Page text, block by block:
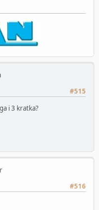
#515
i 3 kratka?
#516